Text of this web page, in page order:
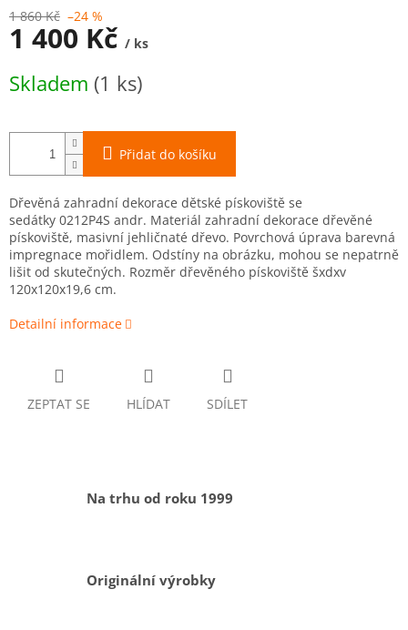
1 860 Kč –24 %
1 400 Kč / ks
cena:
Skladem (1 ks)
Přidat do košíku
Dřevěná zahradní dekorace dětské pískoviště se
sedátky 0212P4S andr. Materiál zahradní dekorace dřevěné
pískoviště, masivní jehličnaté dřevo. Povrchová úprava barevná
impregnace mořidlem. Odstíny na obrázku, mohou se nepatrně
lišit od skutečných. Rozměr dřevěného pískoviště šxdxv
120x120x19,6 cm.
Detailní informace
ZEPTAT SE HLÍDAT SDÍLET
Na trhu od roku 1999
Originální výrobky